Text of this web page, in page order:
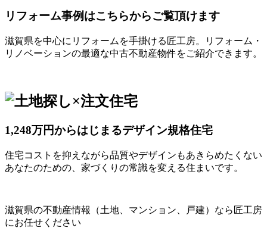
リフォーム事例はこちらからご覧頂けます
滋賀県を中心にリフォームを手掛ける匠工房。リフォーム・
リノベーションの最適な中古不動産物件をご紹介できます。
1,248万円からはじまるデザイン規格住宅
住宅コストを抑えながら品質やデザインもあきらめたくない
あなたのための、家づくりの常識を変える住まいです。
滋賀県の不動産情報（土地、マンション、戸建）なら匠工房
にお任せください